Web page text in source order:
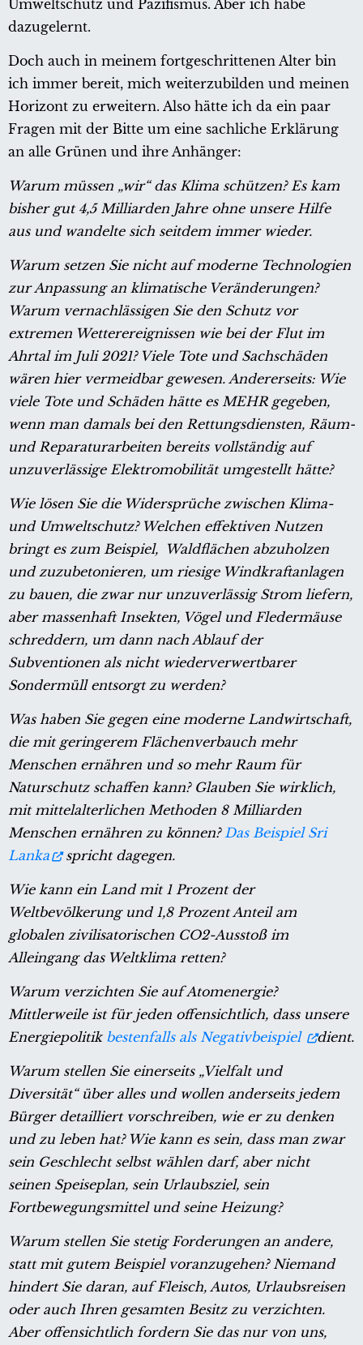
Umweltschutz und Pazifismus. Aber ich habe
dazugelernt.
Doch auch in meinem fortgeschrittenen Alter bin
ich immer bereit, mich weiterzubilden und meinen
Horizont zu erweitern. Also hätte ich da ein paar
Fragen mit der Bitte um eine sachliche Erklärung
an alle Grünen und ihre Anhänger:
Warum müssen „wir“ das Klima schützen? Es kam
bisher gut 4,5 Milliarden Jahre ohne unsere Hilfe
aus und wandelte sich seitdem immer wieder.
Warum setzen Sie nicht auf moderne Technologien
zur Anpassung an klimatische Veränderungen?
Warum vernachlässigen Sie den Schutz vor
extremen Wetterereignissen wie bei der Flut im
Ahrtal im Juli 2021? Viele Tote und Sachschäden
wären hier vermeidbar gewesen. Andererseits: Wie
viele Tote und Schäden hätte es MEHR gegeben,
wenn man damals bei den Rettungsdiensten, Räum-
und Reparaturarbeiten bereits vollständig auf
unzuverlässige Elektromobilität umgestellt hätte?
Wie lösen Sie die Widersprüche zwischen Klima-
und Umweltschutz? Welchen effektiven Nutzen
bringt es zum Beispiel, Waldflächen abzuholzen
und zuzubetonieren, um riesige Windkraftanlagen
zu bauen, die zwar nur unzuverlässig Strom liefern,
aber massenhaft Insekten, Vögel und Fledermäuse
schreddern, um dann nach Ablauf der
Subventionen als nicht wiederverwertbarer
Sondermüll entsorgt zu werden?
Was haben Sie gegen eine moderne Landwirtschaft,
die mit geringerem Flächenverbauch mehr
Menschen ernähren und so mehr Raum für
Naturschutz schaffen kann? Glauben Sie wirklich,
mit mittelalterlichen Methoden 8 Milliarden
Menschen ernähren zu können? Das Beispiel Sri
Lanka
spricht dagegen.
Wie kann ein Land mit 1 Prozent der
Weltbevölkerung und 1,8 Prozent Anteil am
globalen zivilisatorischen CO2-Ausstoß im
Alleingang das Weltklima retten?
Warum verzichten Sie auf Atomenergie?
Mittlerweile ist für jeden offensichtlich, dass unsere
Energiepolitik bestenfalls als Negativbeispiel dient.
Warum stellen Sie einerseits „Vielfalt und
Diversität“ über alles und wollen anderseits jedem
Bürger detailliert vorschreiben, wie er zu denken
und zu leben hat? Wie kann es sein, dass man zwar
sein Geschlecht selbst wählen darf, aber nicht
seinen Speiseplan, sein Urlaubsziel, sein
Fortbewegungsmittel und seine Heizung?
Warum stellen Sie stetig Forderungen an andere,
statt mit gutem Beispiel voranzugehen? Niemand
hindert Sie daran, auf Fleisch, Autos, Urlaubsreisen
oder auch Ihren gesamten Besitz zu verzichten.
Aber offensichtlich fordern Sie das nur von uns,